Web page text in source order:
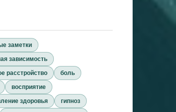
заметки
зависимость
расстройство
боль
восприятие
здоровья
гипноз